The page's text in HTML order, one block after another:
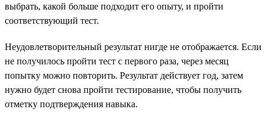
выбрать, какой больше подходит его опыту, и пройти
соответствующий тест.
Неудовлетворительный результат нигде не отображается. Если
не получилось пройти тест с первого раза, через месяц
попытку можно повторить. Результат действует год, затем
нужно будет снова пройти тестирование, чтобы получить
отметку подтверждения навыка.